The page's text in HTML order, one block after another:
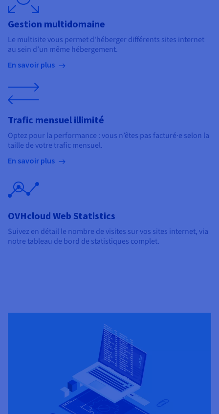
Gestion multidomaine
Le multisite vous permet d'héberger différents sites internet
au sein d’un même hébergement.
En savoir plus
Trafic mensuel illimité
Optez pour la performance : vous n’êtes pas facturé·e selon la
taille de votre trafic mensuel.
En savoir plus
OVHcloud Web Statistics
Suivez en détail le nombre de visites sur vos sites internet, via
notre tableau de bord de statistiques complet.